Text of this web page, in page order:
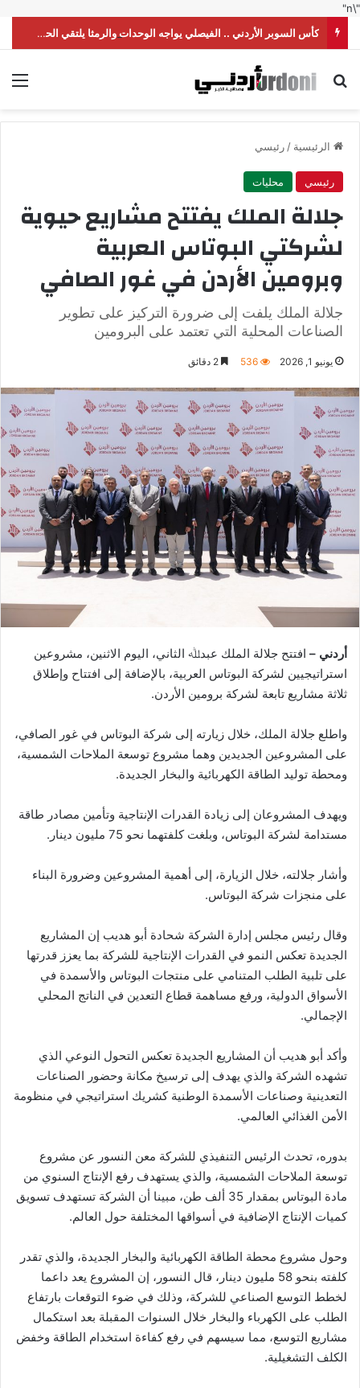
"\n"
كأس السوبر الأردني .. الفيصلي يواجه الوحدات والرمثا يلتقي الحسين
بحث عن
الرئيسية /رئيسي
رئيسي محليات
جلالة الملك يفتتح مشاريع حيوية
لشركتي البوتاس العربية
وبرومين الأردن في غور الصافي
جلالة الملك يلفت إلى ضرورة التركيز على تطوير
الصناعات المحلية التي تعتمد على البرومين
يونيو 1, 2026 536
أردني – افتتح جلالة الملك عبدﷲ الثاني، اليوم الاثنين، مشروعين
استراتيجيين لشركة البوتاس العربية، بالإضافة إلى افتتاح وإطلاق
ثلاثة مشاريع تابعة لشركة برومين الأردن.
واطلع جلالة الملك، خلال زيارته إلى شركة البوتاس في غور الصافي،
على المشروعين الجديدين وهما مشروع توسعة الملاحات الشمسية،
ومحطة توليد الطاقة الكهربائية والبخار الجديدة.
ويهدف المشروعان إلى زيادة القدرات الإنتاجية وتأمين مصادر طاقة
مستدامة لشركة البوتاس، وبلغت كلفتهما نحو 75 مليون دينار.
وأشار جلالته، خلال الزيارة، إلى أهمية المشروعين وضرورة البناء
على منجزات شركة البوتاس.
وقال رئيس مجلس إدارة الشركة شحادة أبو هديب إن المشاريع
الجديدة تعكس النمو في القدرات الإنتاجية للشركة بما يعزز قدرتها
على تلبية الطلب المتنامي على منتجات البوتاس والأسمدة في
الأسواق الدولية، ورفع مساهمة قطاع التعدين في الناتج المحلي
الإجمالي.
وأكد أبو هديب أن المشاريع الجديدة تعكس التحول النوعي الذي
تشهده الشركة والذي يهدف إلى ترسيخ مكانة وحضور الصناعات
التعدينية وصناعات الأسمدة الوطنية كشريك استراتيجي في منظومة
الأمن الغذائي العالمي.
بدوره، تحدث الرئيس التنفيذي للشركة معن النسور عن مشروع
توسعة الملاحات الشمسية، والذي يستهدف رفع الإنتاج السنوي من
مادة البوتاس بمقدار 35 ألف طن، مبينا أن الشركة تستهدف تسويق
كميات الإنتاج الإضافية في أسواقها المختلفة حول العالم.
وحول مشروع محطة الطاقة الكهربائية والبخار الجديدة، والذي تقدر
كلفته بنحو 58 مليون دينار، قال النسور، إن المشروع يعد داعما
لخطط التوسع الصناعي للشركة، وذلك في ضوء التوقعات بارتفاع
الطلب على الكهرباء والبخار خلال السنوات المقبلة بعد استكمال
مشاريع التوسع، مما سيسهم في رفع كفاءة استخدام الطاقة وخفض
الكلف التشغيلية.